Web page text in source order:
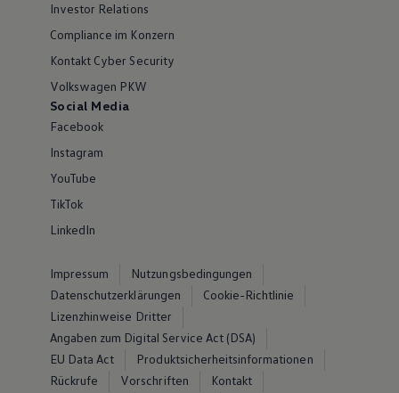
Investor Relations
Compliance im Konzern
Kontakt Cyber Security
Volkswagen PKW
Social Media
Facebook
Instagram
YouTube
TikTok
LinkedIn
Impressum
Nutzungsbedingungen
Datenschutzerklärungen
Cookie-Richtlinie
Lizenzhinweise Dritter
Angaben zum Digital Service Act (DSA)
EU Data Act
Produktsicherheitsinformationen
Rückrufe
Vorschriften
Kontakt